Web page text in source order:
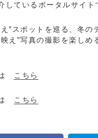
ているポータルサイト
”スポットを巡る、冬
え”写真の撮影を楽し
こちら
こちら